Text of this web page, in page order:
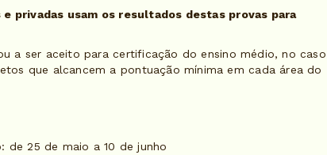
privadas usam os resultados destas provas para
a ser aceito para certificação do ensino médio, no caso
que alcancem a pontuação mínima em cada área do
de 25 de maio a 10 de junho